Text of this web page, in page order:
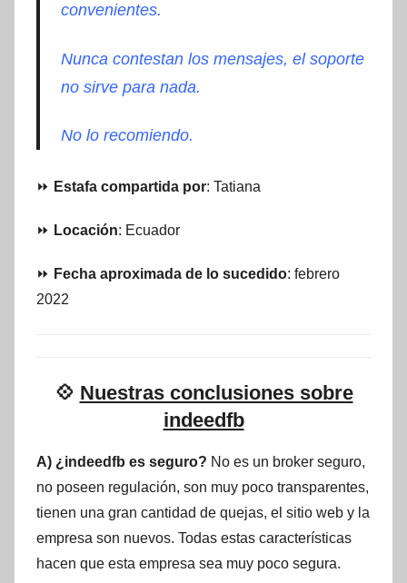
convenientes.
Nunca contestan los mensajes, el soporte
no sirve para nada.
No lo recomiendo.
⏩ Estafa compartida por: Tatiana
⏩ Locación: Ecuador
⏩ Fecha aproximada de lo sucedido: febrero
2022
💠 Nuestras conclusiones sobre
indeedfb
A) ¿indeedfb es seguro? No es un broker seguro,
no poseen regulación, son muy poco transparentes,
tienen una gran cantidad de quejas, el sitio web y la
empresa son nuevos. Todas estas características
hacen que esta empresa sea muy poco segura.